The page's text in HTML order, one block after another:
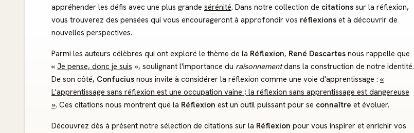
appréhender les défis avec une plus grande sérénité. Dans notre collection de citations sur la réflexion,
vous trouverez des pensées qui vous encourageront à approfondir vos réflexions et à découvrir de
nouvelles perspectives.
Parmi les auteurs célèbres qui ont exploré le thème de la Réflexion, René Descartes nous rappelle que
« Je pense, donc je suis », soulignant l'importance du raisonnementdans la construction de notre identité.
De son côté, Confucius nous invite à considérer la réflexion comme une voie d'apprentissage : «
L'apprentissage sans réflexion est une occupation vaine ; la réflexion sans apprentissage est dangereuse
». Ces citations nous montrent que la Réflexion est un outil puissant pour se connaître et évoluer.
Découvrez dès à présent notre sélection de citations sur la Réflexion pour vous inspirer et enrichir vos